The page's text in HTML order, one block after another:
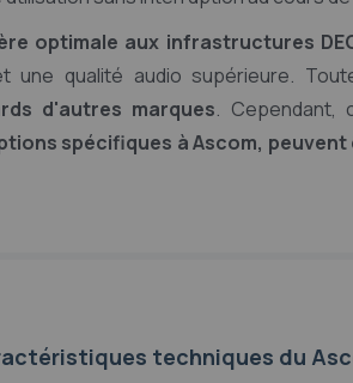
optimale aux infrastructures
qualité audio supérieure.
d'autres marques. Cependant,
spécifiques à Ascom, peuvent
techniques du